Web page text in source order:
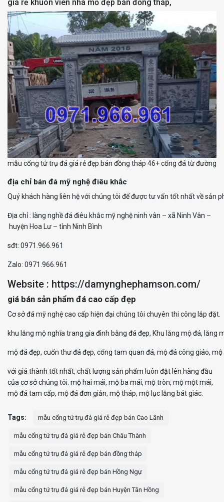
giá rẻ khuôn viên nhà mồ đẹp bán đồng tháp,
mẫu cổng tứ trụ đá giá rẻ đẹp bán đồng tháp 46+ cổng đá từ đường
địa chỉ bán đá mỹ nghệ điêu khắc
Quý khách hàng liên hệ với chúng tôi để được tư vấn tốt nhất về sản
Địa chỉ : làng nghề đá điêu khắc mỹ nghệ ninh vân – xã Ninh Vân –
huyện Hoa Lư – tỉnh Ninh Bình
sđt: 0971.966.961
Zalo: 0971.966.961
Website : https://damynghephamson.com/
giá bán sản phẩm đá cao cấp đẹp
Cơ sở đá mỹ nghệ cao cấp hiện đại chúng tôi chuyên thi công lắp đặt.
khu lăng mộ nghĩa trang gia đình bằng đá đẹp, Khu lăng mộ đá, lăng
mộ đá đẹp, cuốn thư đá đẹp, cổng tam quan đá, mộ đá công giáo,
với giá thành tốt nhất, chất lượng sản phẩm luôn đặt lên hàng đầu
của cơ sở chúng tôi. mộ hai mái, mộ ba mái, mộ tròn, mộ một mái,
mộ đá tam cấp, mộ đá đơn giản, mộ tháp, mộ lục lăng bát giác.
Tags: mẫu cổng tứ trụ đá giá rẻ đẹp bán Cao Lãnh
mẫu cổng tứ trụ đá giá rẻ đẹp bán Châu Thành
mẫu cổng tứ trụ đá giá rẻ đẹp bán đồng tháp
mẫu cổng tứ trụ đá giá rẻ đẹp bán Hồng Ngự
mẫu cổng tứ trụ đá giá rẻ đẹp bán Huyện Tân Hồng